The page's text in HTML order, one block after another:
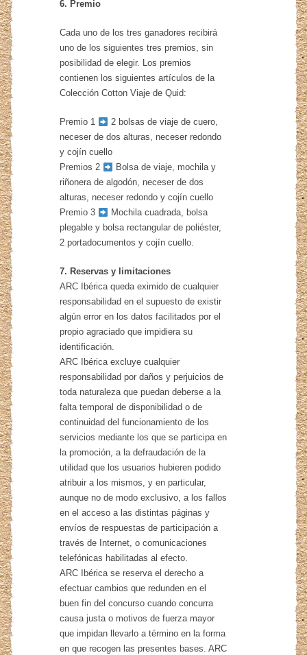
6. Premio
Cada uno de los tres ganadores recibirá
uno de los siguientes tres premios, sin
posibilidad de elegir. Los premios
contienen los siguientes artículos de la
Colección Cotton Viaje de Quid:
Premio 1
2 bolsas de viaje de cuero,
neceser de dos alturas, neceser redondo
y cojín cuello
Premios 2
Bolsa de viaje, mochila y
riñonera de algodón, neceser de dos
alturas, neceser redondo y cojín cuello
Premio 3
Mochila cuadrada, bolsa
plegable y bolsa rectangular de poliéster,
2 portadocumentos y cojín cuello.
7. Reservas y limitaciones
ARC Ibérica queda eximido de cualquier
responsabilidad en el supuesto de existir
algún error en los datos facilitados por el
propio agraciado que impidiera su
identificación.
ARC Ibérica excluye cualquier
responsabilidad por daños y perjuicios de
toda naturaleza que puedan deberse a la
falta temporal de disponibilidad o de
continuidad del funcionamiento de los
servicios mediante los que se participa en
la promoción, a la defraudación de la
utilidad que los usuarios hubieren podido
atribuir a los mismos, y en particular,
aunque no de modo exclusivo, a los fallos
en el acceso a las distintas páginas y
envíos de respuestas de participación a
través de Internet, o comunicaciones
telefónicas habilitadas al efecto.
ARC Ibérica se reserva el derecho a
efectuar cambios que redunden en el
buen fin del concurso cuando concurra
causa justa o motivos de fuerza mayor
que impidan llevarlo a término en la forma
en que recogen las presentes bases. ARC